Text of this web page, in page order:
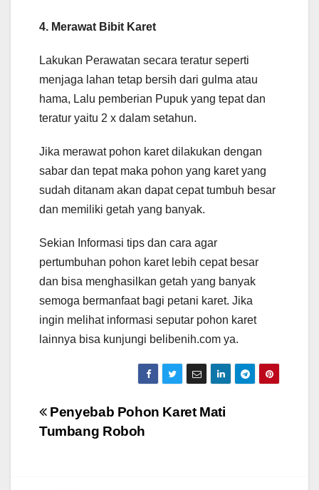
4. Merawat Bibit Karet
Lakukan Perawatan secara teratur seperti
menjaga lahan tetap bersih dari gulma atau
hama, Lalu pemberian Pupuk yang tepat dan
teratur yaitu 2 x dalam setahun.
Jika merawat pohon karet dilakukan dengan
sabar dan tepat maka pohon yang karet yang
sudah ditanam akan dapat cepat tumbuh besar
dan memiliki getah yang banyak.
Sekian Informasi tips dan cara agar
pertumbuhan pohon karet lebih cepat besar
dan bisa menghasilkan getah yang banyak
semoga bermanfaat bagi petani karet. Jika
ingin melihat informasi seputar pohon karet
lainnya bisa kunjungi belibenih.com ya.
Navigasi
Penyebab Pohon Karet Mati
Tumbang Roboh